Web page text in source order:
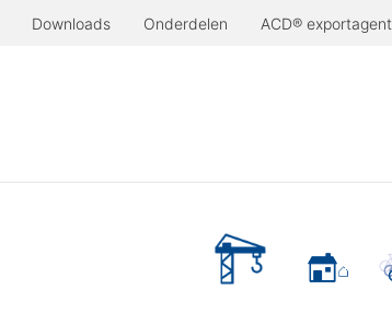
Downloads Onderdelen ACD® exportagent